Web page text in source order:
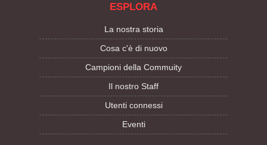
ESPLORA
La nostra storia
Cosa c'è di nuovo
Campioni della Commuity
Il nostro Staff
Utenti connessi
Eventi